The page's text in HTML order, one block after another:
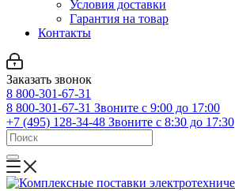
Условия доставки
Гарантия на товар
Контакты
Заказать звонок
8 800-301-67-31
8 800-301-67-31 Звоните с 9:00 до 17:00
+7 (495) 128-34-48 Звоните с 8:30 до 17:30